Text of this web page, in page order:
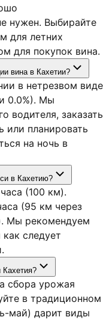
нужен. Выбирайте
для летних
для покупок вина.
вина в Кахетии?
в нетрезвом виде
0.0%). Мы
водителя, заказать
или планировать
на ночь в
в Кахетию?
(100 км).
(95 км через
Мы рекомендуем
следует
Кахетия?
сбора урожая
в традиционном
май) дарит виды